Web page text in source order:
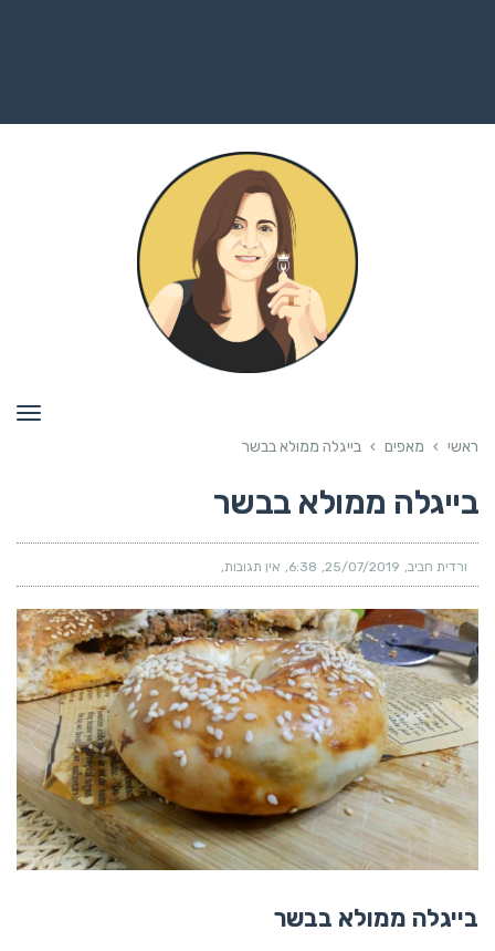
ראשי › מאפים › בייגלה ממולא בבשר
בייגלה ממולא בבשר
ורדית חביב 25/07/2019
6:38 אין תגובות
בייגלה ממולא בבשר